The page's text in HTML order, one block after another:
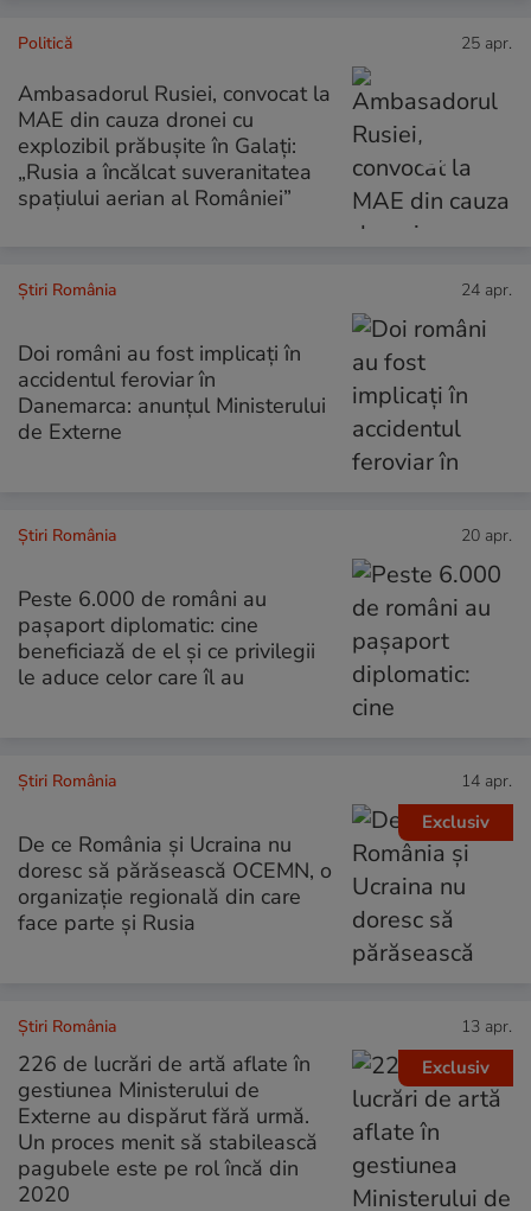
Politică 25 apr.
Ambasadorul Rusiei, convocat la
MAE din cauza dronei cu
explozibil prăbușite în Galați:
„Rusia a încălcat suveranitatea
spațiului aerian al României”
Știri România 24 apr.
Doi români au fost implicați în
accidentul feroviar în
Danemarca: anunțul Ministerului
de Externe
Știri România 20 apr.
Peste 6.000 de români au
pașaport diplomatic: cine
beneficiază de el și ce privilegii
le aduce celor care îl au
Exclusiv
Știri România 14 apr.
De ce România și Ucraina nu
doresc să părăsească OCEMN, o
organizație regională din care
face parte și Rusia
Exclusiv
Știri România 13 apr.
226 de lucrări de artă aflate în
gestiunea Ministerului de
Externe au dispărut fără urmă.
Un proces menit să stabilească
pagubele este pe rol încă din
2020